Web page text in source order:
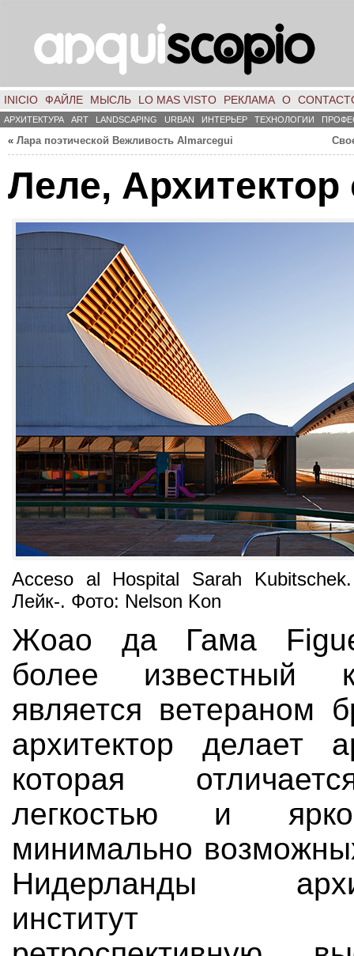
INICIO ФАЙЛЕ МЫСЛЬ LO MAS VISTO РЕКЛАМА О
АРХИТЕКТУРА ART LANDSCAPING URBAN ИНТЕРЬЕР ТЕХНОЛОГИИ
« Лара поэтической Вежливость Almarcegui
Леле, Архитектор
Acceso al Hospital Sarah
Лейк-. Фото: Nelson Kon
Жоао да Гама
более известный
является ветераном
архитектор делает
которая
легкостью и
минимально
Нидерланды
институт